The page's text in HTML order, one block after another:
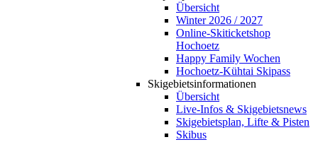
Übersicht
Winter 2026 / 2027
Online-Skiticketshop
Hochoetz
Happy Family Wochen
Hochoetz-Kühtai Skipass
Skigebietsinformationen
Übersicht
Live-Infos & Skigebietsnews
Skigebietsplan, Lifte & Pisten
Skibus